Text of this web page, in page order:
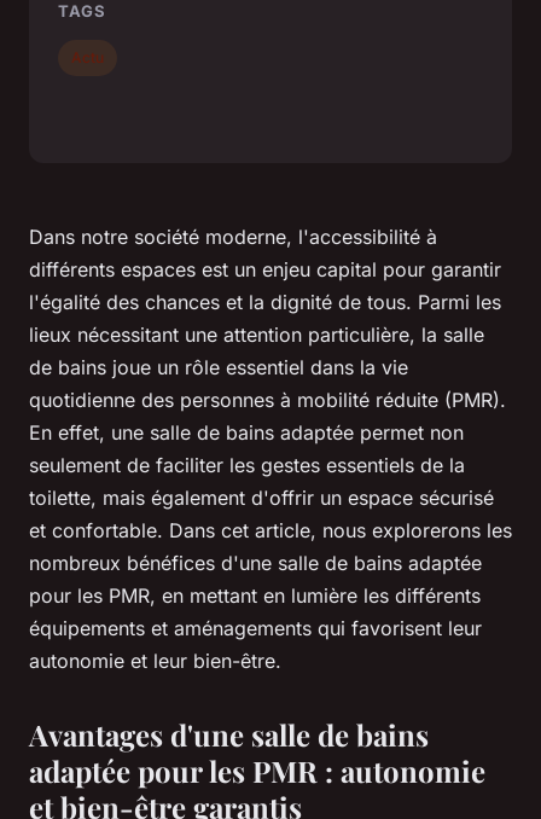
Dans notre société moderne, l'accessibilité à
différents espaces est un enjeu capital pour garantir
l'égalité des chances et la dignité de tous. Parmi les
lieux nécessitant une attention particulière, la salle
de bains joue un rôle essentiel dans la vie
quotidienne des personnes à mobilité réduite (PMR).
En effet, une salle de bains adaptée permet non
seulement de faciliter les gestes essentiels de la
toilette, mais également d'offrir un espace sécurisé
et confortable. Dans cet article, nous explorerons les
nombreux bénéfices d'une salle de bains adaptée
pour les PMR, en mettant en lumière les différents
équipements et aménagements qui favorisent leur
autonomie et leur bien-être.
Avantages d'une salle de bains
adaptée pour les PMR : autonomie
et bien-être garantis
TAGS
Actu